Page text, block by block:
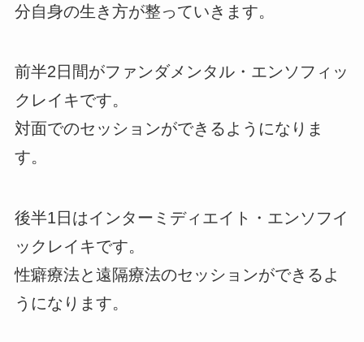
分自身の生き方が整っていきます。
前半2日間がファンダメンタル・エンソフィッ
クレイキです。
対面でのセッションができるようになりま
す。
後半1日はインターミディエイト・エンソフイ
ックレイキです。
性癖療法と遠隔療法のセッションができるよ
うになります。